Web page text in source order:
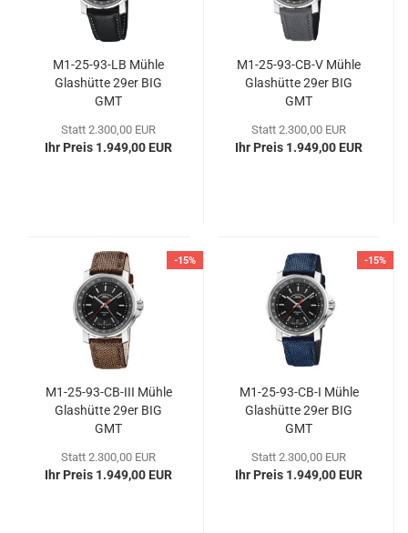
M1-​25-​93-LB Mühle
Glas­hüt­te 29er BIG
GMT
Statt 2.300,00 EUR
Ihr Preis 1.949,00 EUR
M1-​25-​93-CB-V Mühle
Glas­hüt­te 29er BIG
GMT
Statt 2.300,00 EUR
Ihr Preis 1.949,00 EUR
-15%
M1-​25-​93-CB-III Mühle
Glas­hüt­te 29er BIG
GMT
Statt 2.300,00 EUR
Ihr Preis 1.949,00 EUR
-15%
M1-​25-​93-CB-I Mühle
Glas­hüt­te 29er BIG
GMT
Statt 2.300,00 EUR
Ihr Preis 1.949,00 EUR